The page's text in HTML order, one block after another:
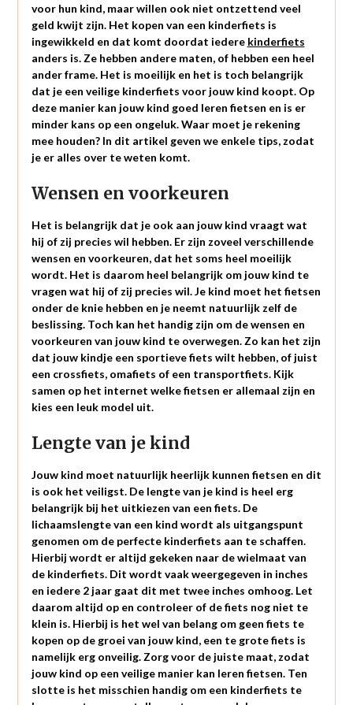
voor hun kind, maar willen ook niet ontzettend veel
geld kwijt zijn. Het kopen van een kinderfiets is
ingewikkeld en dat komt doordat iedere kinderfiets
anders is. Ze hebben andere maten, of hebben een heel
ander frame. Het is moeilijk en het is toch belangrijk
dat je een veilige kinderfiets voor jouw kind koopt. Op
deze manier kan jouw kind goed leren fietsen en is er
minder kans op een ongeluk. Waar moet je rekening
mee houden? In dit artikel geven we enkele tips, zodat
je er alles over te weten komt.
Wensen en voorkeuren
Het is belangrijk dat je ook aan jouw kind vraagt wat
hij of zij precies wil hebben. Er zijn zoveel verschillende
wensen en voorkeuren, dat het soms heel moeilijk
wordt. Het is daarom heel belangrijk om jouw kind te
vragen wat hij of zij precies wil. Je kind moet het fietsen
onder de knie hebben en je neemt natuurlijk zelf de
beslissing. Toch kan het handig zijn om de wensen en
voorkeuren van jouw kind te overwegen. Zo kan het zijn
dat jouw kindje een sportieve fiets wilt hebben, of juist
een crossfiets, omafiets of een transportfiets. Kijk
samen op het internet welke fietsen er allemaal zijn en
kies een leuk model uit.
Lengte van je kind
Jouw kind moet natuurlijk heerlijk kunnen fietsen en dit
is ook het veiligst. De lengte van je kind is heel erg
belangrijk bij het uitkiezen van een fiets. De
lichaamslengte van een kind wordt als uitgangspunt
genomen om de perfecte kinderfiets aan te schaffen.
Hierbij wordt er altijd gekeken naar de wielmaat van
de kinderfiets. Dit wordt vaak weergegeven in inches
en iedere 2 jaar gaat dit met twee inches omhoog. Let
daarom altijd op en controleer of de fiets nog niet te
klein is. Hierbij is het wel van belang om geen fiets te
kopen op de groei van jouw kind, een te grote fiets is
namelijk erg onveilig. Zorg voor de juiste maat, zodat
jouw kind op een veilige manier kan leren fietsen. Ten
slotte is het misschien handig om een kinderfiets te